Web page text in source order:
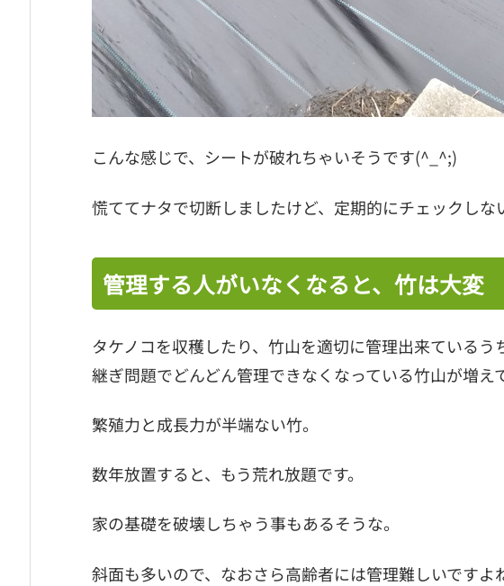
こんな感じで、シートが破れちゃいそうです(^_^;)
慌ててナタで切断しましたけど、定期的にチェックしな
管理する人がいなくなると、竹は大変
タケノコを収穫したり、竹山を適切に管理出来ている
継ぎ問題でどんどん管理できなくなっている竹山が増え
繁殖力と成長力が半端ない竹。
数年放置すると、もう荒れ放題です。
家の基礎を破壊しちゃう事もあるそうな。
斜面も多いので、なおさら高齢者には管理難しいですよ